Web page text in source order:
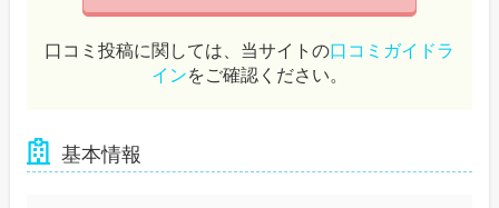
口コミ投稿に関しては、当サイトの口コミガイドラ
インをご確認ください。
基本情報